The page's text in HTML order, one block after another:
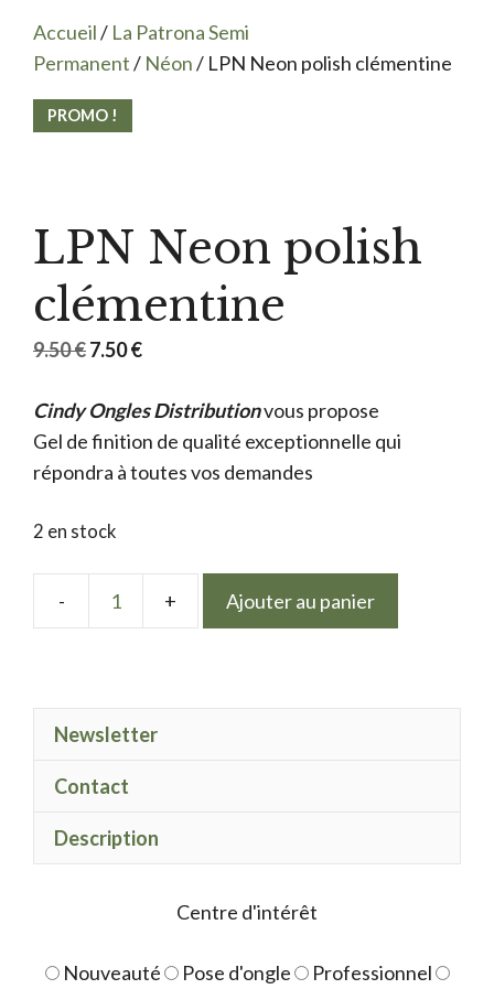
Accueil/ La Patrona Semi
Permanent/ Néon/ LPN Neon polish clémentine
PROMO !
LPN Neon polish
clémentine
9.50€Le
initial
était :
9.50 €.
7.50€Le
actuel
est :
7.50 €.
Cindy Ongles Distributionvous propose
Gel de finition de qualité exceptionnelle qui
répondra à toutes vos demandes
2 en stock
quantité
Neon
Ajouter au panier
Newsletter
Contact
Description
Centre d'intérêt
Nouveauté Pose d'ongle
Professionnel